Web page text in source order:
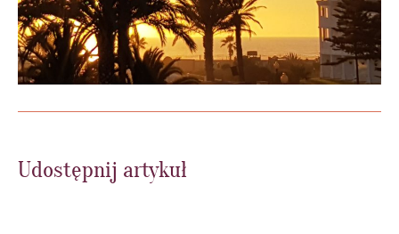
Udostępnij artykuł